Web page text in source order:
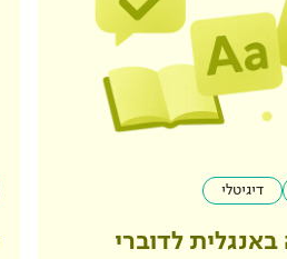
דיגיטלי
לדוברי